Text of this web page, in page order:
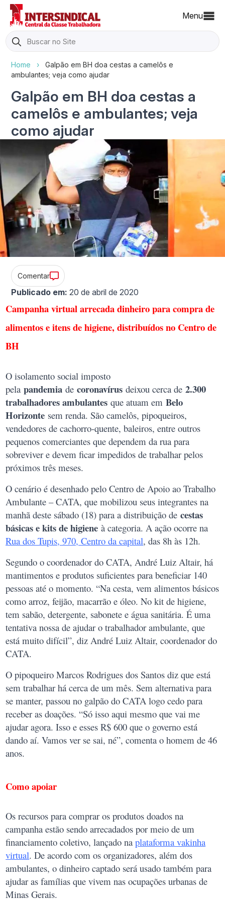
Menu
Search
for:
Home ›
Galpão em BH doa cestas a camelôs e
ambulantes; veja como ajudar
Galpão em BH doa cestas a
camelôs e ambulantes; veja
como ajudar
Comentar
Publicado em: 20 de abril de 2020
Campanha virtual arrecada dinheiro para compra de
alimentos e itens de higiene, distribuídos no Centro de
BH
O isolamento social imposto
pela pandemia decoronavírus deixou cerca de2.300
trabalhadores ambulantes que atuam emBelo
Horizonte sem renda. São camelôs, pipoqueiros,
vendedores de cachorro-quente, baleiros, entre outros
pequenos comerciantes que dependem da rua para
sobreviver e devem ficar impedidos de trabalhar pelos
próximos três meses.
O cenário é desenhado pelo Centro de Apoio ao Trabalho
Ambulante – CATA, que mobilizou seus integrantes na
manhã deste sábado (18) para a distribuição decestas
básicas e kits de higiene à categoria. A ação ocorre na
Rua dos Tupis, 970, Centro da capital, das 8h às 12h.
Segundo o coordenador do CATA, André Luiz Altair, há
mantimentos e produtos suficientes para beneficiar 140
pessoas até o momento. “Na cesta, vem alimentos básicos
como arroz, feijão, macarrão e óleo. No kit de higiene,
tem sabão, detergente, sabonete e água sanitária. É uma
tentativa nossa de ajudar o trabalhador ambulante, que
está muito difícil”, diz André Luiz Altair, coordenador do
CATA.
O pipoqueiro Marcos Rodrigues dos Santos diz que está
sem trabalhar há cerca de um mês. Sem alternativa para
se manter, passou no galpão do CATA logo cedo para
receber as doações. “Só isso aqui mesmo que vai me
ajudar agora. Isso e esses R$ 600 que o governo está
dando aí. Vamos ver se sai, né”, comenta o homem de 46
anos.
Como apoiar
Os recursos para comprar os produtos doados na
campanha estão sendo arrecadados por meio de um
financiamento coletivo, lançado naplataforma vakinha
virtual. De acordo com os organizadores, além dos
ambulantes, o dinheiro captado será usado também para
ajudar as famílias que vivem nas ocupações urbanas de
Minas Gerais.